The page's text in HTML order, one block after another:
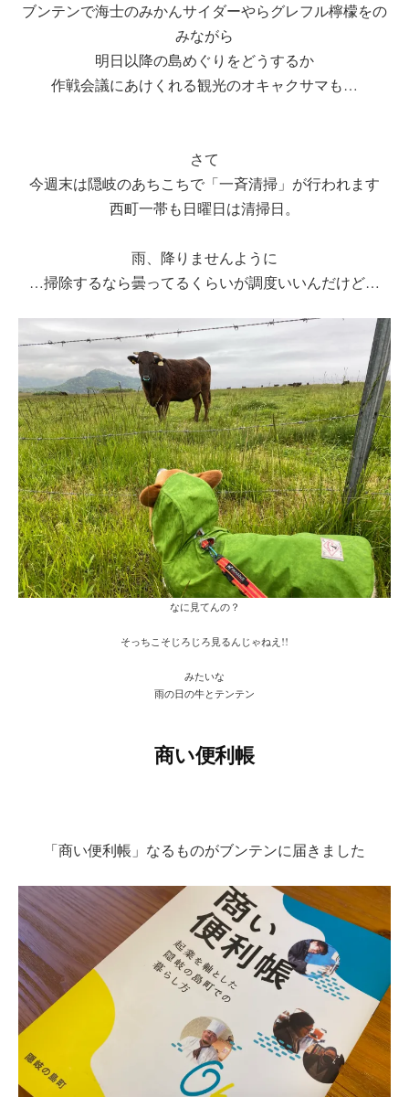
ブンテンで海士のみかんサイダーやらグレフル檸檬をの
みながら
明日以降の島めぐりをどうするか
作戦会議にあけくれる観光のオキャクサマも…
さて
今週末は隠岐のあちこちで「一斉清掃」が行われます
西町一帯も日曜日は清掃日。
雨、降りませんように
…掃除するなら曇ってるくらいが調度いいんだけど…
なに見てんの？
そっちこそじろじろ見るんじゃねえ!!
みたいな
雨の日の牛とテンテン
商い便利帳
「商い便利帳」なるものがブンテンに届きました